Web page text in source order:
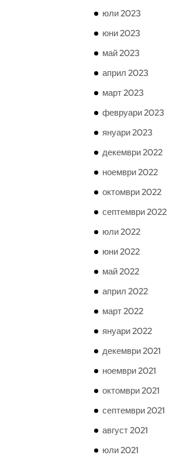
юли 2023
юни 2023
май 2023
април 2023
март 2023
февруари 2023
януари 2023
декември 2022
ноември 2022
октомври 2022
септември 2022
юли 2022
юни 2022
май 2022
април 2022
март 2022
януари 2022
декември 2021
ноември 2021
октомври 2021
септември 2021
август 2021
юли 2021